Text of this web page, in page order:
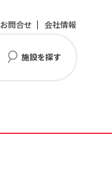
施設を探す
お問合せ 会社情報